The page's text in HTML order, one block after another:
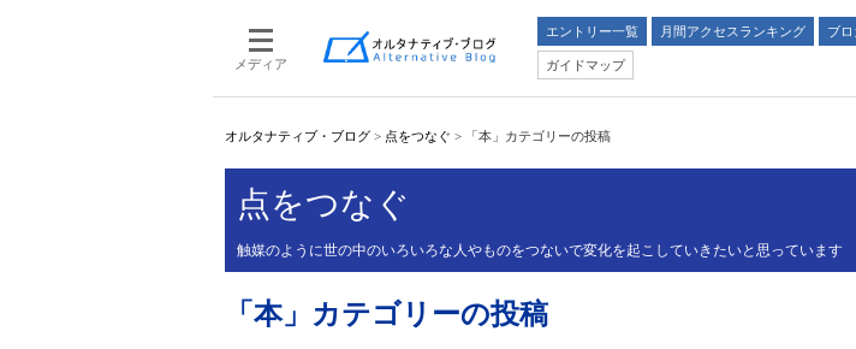
メディア
エントリー一覧 月間アクセスランキング ブ
ガイドマップ
オルタナティブ・ブログ > 点をつなぐ > 「本」カテゴリーの投稿
点をつなぐ
触媒のように世の中のいろいろな人やものをつないで変化を起こしていきたいと思っています
「本」カテゴリーの投稿